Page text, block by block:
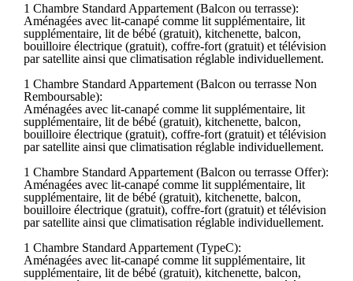
1 Chambre Standard Appartement (Balcon ou terrasse):
Aménagées avec lit-canapé comme lit supplémentaire, lit
supplémentaire, lit de bébé (gratuit), kitchenette, balcon,
bouilloire électrique (gratuit), coffre-fort (gratuit) et télévision
par satellite ainsi que climatisation réglable individuellement.
1 Chambre Standard Appartement (Balcon ou terrasse Non
Remboursable):
Aménagées avec lit-canapé comme lit supplémentaire, lit
supplémentaire, lit de bébé (gratuit), kitchenette, balcon,
bouilloire électrique (gratuit), coffre-fort (gratuit) et télévision
par satellite ainsi que climatisation réglable individuellement.
1 Chambre Standard Appartement (Balcon ou terrasse Offer):
Aménagées avec lit-canapé comme lit supplémentaire, lit
supplémentaire, lit de bébé (gratuit), kitchenette, balcon,
bouilloire électrique (gratuit), coffre-fort (gratuit) et télévision
par satellite ainsi que climatisation réglable individuellement.
1 Chambre Standard Appartement (TypeC):
Aménagées avec lit-canapé comme lit supplémentaire, lit
supplémentaire, lit de bébé (gratuit), kitchenette, balcon,